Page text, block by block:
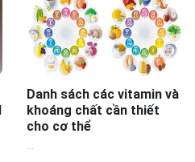
Danh sách các vitamin và
khoáng chất cần thiết
cho cơ thể
...